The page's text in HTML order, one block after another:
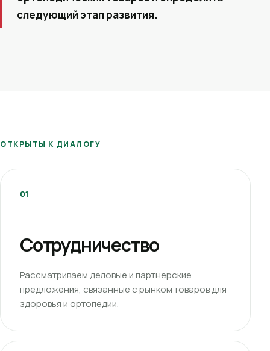
следующий этап развития.
ОТКРЫТЫ К ДИАЛОГУ
01
Сотрудничество
Рассматриваем деловые и партнерские
предложения, связанные с рынком товаров для
здоровья и ортопедии.